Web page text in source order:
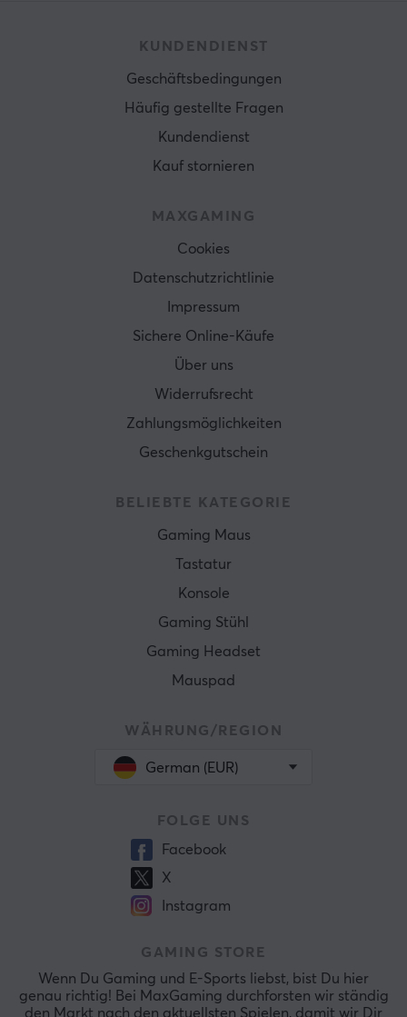
KUNDENDIENST
Geschäftsbedingungen
Häufig gestellte Fragen
Kundendienst
Kauf stornieren
MAXGAMING
Cookies
Datenschutzrichtlinie
Impressum
Sichere Online-Käufe
Über uns
Widerrufsrecht
Zahlungsmöglichkeiten
Geschenkgutschein
BELIEBTE KATEGORIE
Gaming Maus
Tastatur
Konsole
Gaming Stühl
Gaming Headset
Mauspad
WÄHRUNG/REGION
German (EUR)
FOLGE UNS
Facebook
X
Instagram
GAMING STORE
Wenn Du Gaming und E-Sports liebst, bist Du hier
genau richtig! Bei MaxGaming durchforsten wir ständig
den Markt nach den aktuellsten Spielen, damit wir Dir